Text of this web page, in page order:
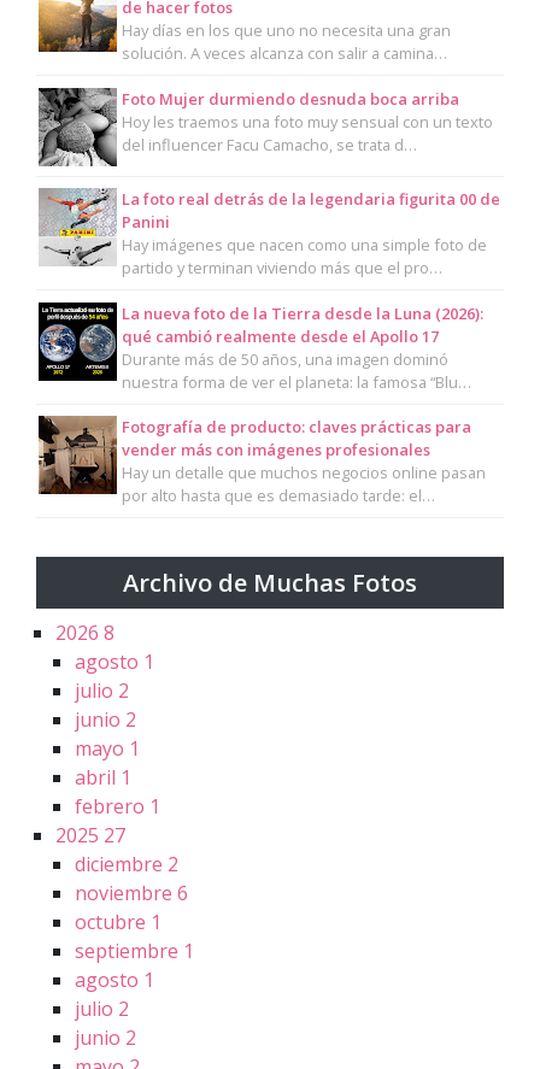
de hacer fotos
Hay días en los que uno no necesita una gran
solución. A veces alcanza con salir a camina…
Foto Mujer durmiendo desnuda boca arriba
Hoy les traemos una foto muy sensual con un texto
del influencer Facu Camacho, se trata d…
La foto real detrás de la legendaria figurita 00 de
Panini
Hay imágenes que nacen como una simple foto de
partido y terminan viviendo más que el pro…
La nueva foto de la Tierra desde la Luna (2026):
qué cambió realmente desde el Apollo 17
Durante más de 50 años, una imagen dominó
nuestra forma de ver el planeta: la famosa “Blu…
Fotografía de producto: claves prácticas para
vender más con imágenes profesionales
Hay un detalle que muchos negocios online pasan
por alto hasta que es demasiado tarde: el…
Archivo de Muchas Fotos
2026 8
agosto 1
julio 2
junio 2
mayo 1
abril 1
febrero 1
2025 27
diciembre 2
noviembre 6
octubre 1
septiembre 1
agosto 1
julio 2
junio 2